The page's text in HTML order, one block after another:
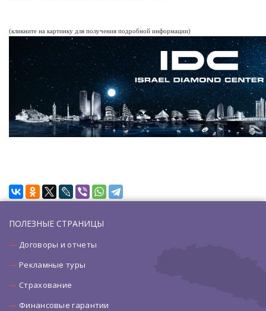
(кликните на картинку для получения подробной информации)
ПОЛЕЗНЫЕ СТРАНИЦЫ
Договоры и отчеты
Рекламные туры
Страхование
Финансовые гарантии